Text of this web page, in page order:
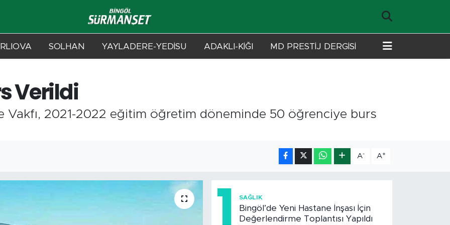
SOLHAN YAYLADERE-YEDİSU ADAKLI-KİĞI MD PRESTİJ DERGİSİ
Verildi
Vakfı, 2021-2022 eğitim öğretim döneminde 50 öğrenciye burs
A- A+
1 SAĞLIK
Bingöl’de Yeni Hastane İnşası İçin
Değerlendirme Toplantısı Yapıldı